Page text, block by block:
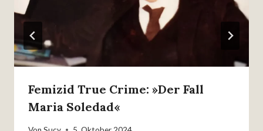
Femizid True Crime: »Der Fall
Maria Soledad«